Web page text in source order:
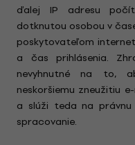
ďalej IP adresu
dotknutou osobou v
poskytovateľom
a čas prihlásenia.
nevyhnutné na to,
neskoršiemu zneužitiu
a slúži teda na
spracovanie.